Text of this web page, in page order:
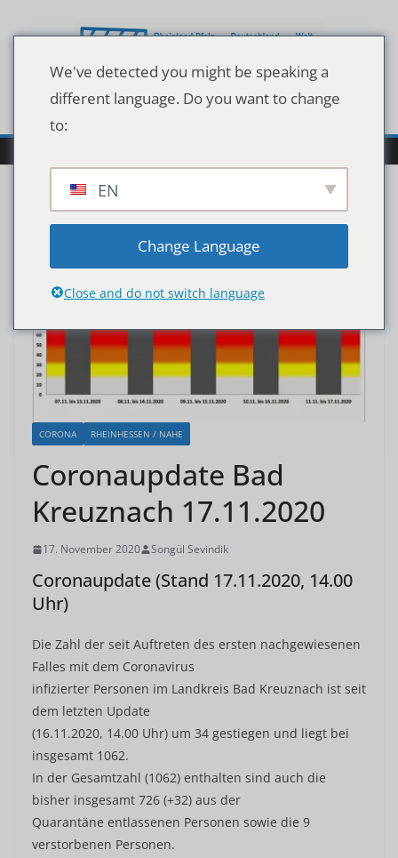
Inhalt
CORONA RHEINHESSEN / NAHE
Coronaupdate Bad
Kreuznach 17.11.2020
17. November 2020 Songül Sevindik
Coronaupdate (Stand 17.11.2020, 14.00
Uhr)
Die Zahl der seit Auftreten des ersten nachgewiesenen
Falles mit dem Coronavirus
infizierter Personen im Landkreis Bad Kreuznach ist seit
dem letzten Update
(16.11.2020, 14.00 Uhr) um 34 gestiegen und liegt bei
insgesamt 1062.
In der Gesamtzahl (1062) enthalten sind auch die
bisher insgesamt 726 (+32) aus der
Quarantäne entlassenen Personen sowie die 9
verstorbenen Personen.
We've detected you might be speaking a
different language. Do you want to change
to:
EN
Change Language
Close and do not switch language